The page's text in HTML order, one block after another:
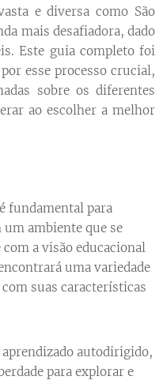
e diversa como São
mais desafiadora, dado
Este guia completo foi
esse processo crucial,
sobre os diferentes
ao escolher a melhor
fundamental para
ambiente que se
a visão educacional
uma variedade
suas características
aprendizado autodirigido,
para explorar e